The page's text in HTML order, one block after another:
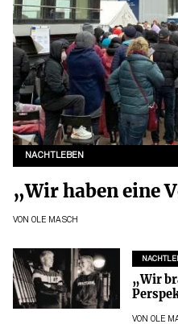
NACHTLEBEN
„Wir haben eine
VON OLE MASCH
„Wir
VON OLE